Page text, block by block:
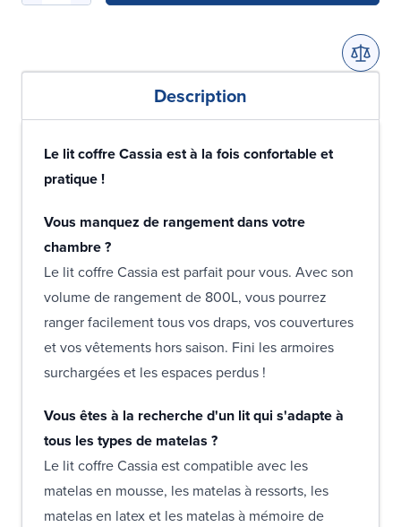
Description
Le lit coffre Cassia est à la fois confortable et
pratique !
Vous manquez de rangement dans votre
chambre ?
Le lit coffre Cassia est parfait pour vous. Avec son
volume de rangement de 800L, vous pourrez
ranger facilement tous vos draps, vos couvertures
et vos vêtements hors saison. Fini les armoires
surchargées et les espaces perdus !
Vous êtes à la recherche d'un lit qui s'adapte à
tous les types de matelas ?
Le lit coffre Cassia est compatible avec les
matelas en mousse, les matelas à ressorts, les
matelas en latex et les matelas à mémoire de